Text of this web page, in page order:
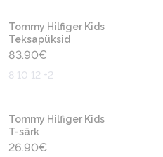
Tommy Hilfiger Kids
Teksapüksid
83.90€
8 10 12 +2
Tommy Hilfiger Kids
T-särk
26.90€